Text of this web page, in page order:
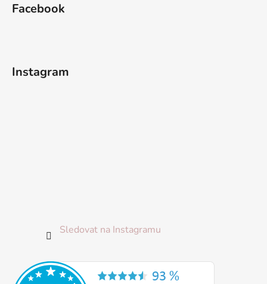
Facebook
Instagram
Sledovat na Instagramu